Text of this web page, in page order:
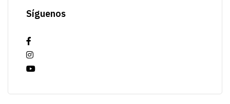
Síguenos